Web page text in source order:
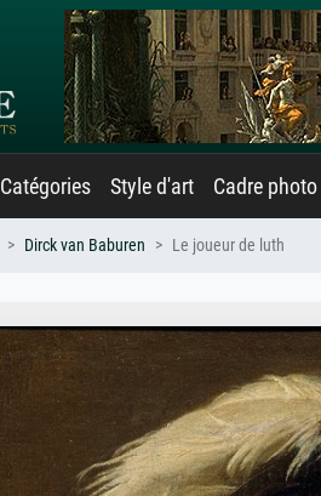
Catégories Style d'art Cadre photo
Dirck van Baburen Le joueur de luth